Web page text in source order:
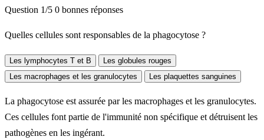
Question 1/5 0 bonnes réponses
Quelles cellules sont responsables de la phagocytose ?
Les lymphocytes T et B
Les globules rouges
Les macrophages et les granulocytes
Les plaquettes sanguines
La phagocytose est assurée par les macrophages et les granulocytes.
Ces cellules font partie de l'immunité non spécifique et détruisent les
pathogènes en les ingérant.